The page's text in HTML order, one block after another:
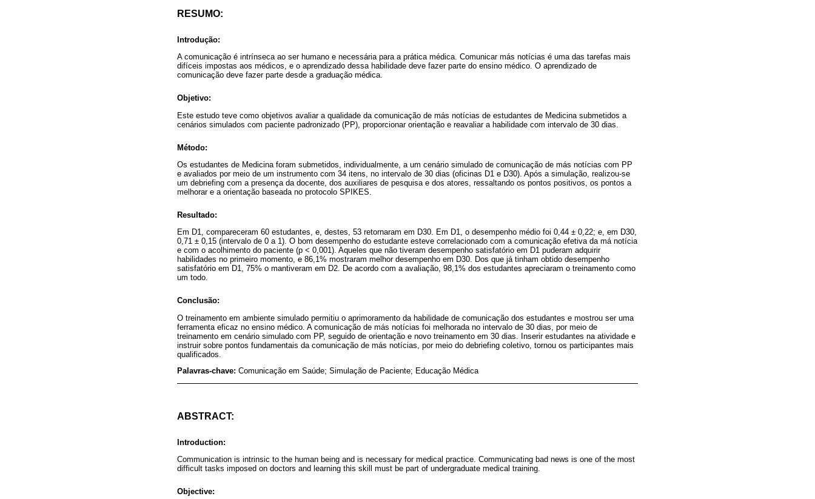
RESUMO:
Introdução:
A comunicação é intrínseca ao ser humano e necessária para a prática médica. Comunicar más notícias é uma das tarefas mais
difíceis impostas aos médicos, e o aprendizado dessa habilidade deve fazer parte do ensino médico. O aprendizado de
comunicação deve fazer parte desde a graduação médica.
Objetivo:
Este estudo teve como objetivos avaliar a qualidade da comunicação de más notícias de estudantes de Medicina submetidos a
cenários simulados com paciente padronizado (PP), proporcionar orientação e reavaliar a habilidade com intervalo de 30 dias.
Método:
Os estudantes de Medicina foram submetidos, individualmente, a um cenário simulado de comunicação de más notícias com PP
e avaliados por meio de um instrumento com 34 itens, no intervalo de 30 dias (oficinas D1 e D30). Após a simulação, realizou-se
um debriefing com a presença da docente, dos auxiliares de pesquisa e dos atores, ressaltando os pontos positivos, os pontos a
melhorar e a orientação baseada no protocolo SPIKES.
Resultado:
Em D1, compareceram 60 estudantes, e, destes, 53 retornaram em D30. Em D1, o desempenho médio foi 0,44 ± 0,22; e, em D30,
0,71 ± 0,15 (intervalo de 0 a 1). O bom desempenho do estudante esteve correlacionado com a comunicação efetiva da má notícia
e com o acolhimento do paciente (p < 0,001). Aqueles que não tiveram desempenho satisfatório em D1 puderam adquirir
habilidades no primeiro momento, e 86,1% mostraram melhor desempenho em D30. Dos que já tinham obtido desempenho
satisfatório em D1, 75% o mantiveram em D2. De acordo com a avaliação, 98,1% dos estudantes apreciaram o treinamento como
um todo.
Conclusão:
O treinamento em ambiente simulado permitiu o aprimoramento da habilidade de comunicação dos estudantes e mostrou ser uma
ferramenta eficaz no ensino médico. A comunicação de más notícias foi melhorada no intervalo de 30 dias, por meio de
treinamento em cenário simulado com PP, seguido de orientação e novo treinamento em 30 dias. Inserir estudantes na atividade e
instruir sobre pontos fundamentais da comunicação de más notícias, por meio do debriefing coletivo, tornou os participantes mais
qualificados.
Palavras-chave: Comunicação em Saúde; Simulação de Paciente; Educação Médica
ABSTRACT:
Introduction:
Communication is intrinsic to the human being and is necessary for medical practice. Communicating bad news is one of the most
difficult tasks imposed on doctors and learning this skill must be part of undergraduate medical training.
Objective: